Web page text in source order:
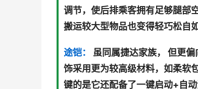
调节，使后排乘客拥有足够腿部
搬运较大型物品也变得轻巧松自如
途铠：
虽同属捷达家族， 但更
饰采用更为较高级材料，如柔软
键的是它还配备了一键启动+自